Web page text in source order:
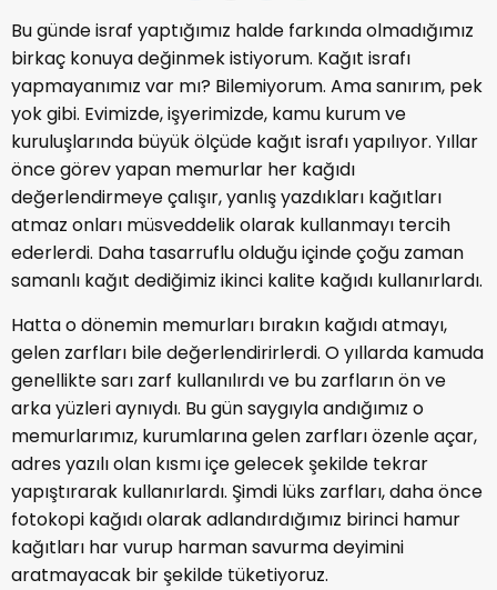
Bu günde israf yaptığımız halde farkında olmadığımız
birkaç konuya değinmek istiyorum. Kağıt israfı
yapmayanımız var mı? Bilemiyorum. Ama sanırım, pek
yok gibi. Evimizde, işyerimizde, kamu kurum ve
kuruluşlarında büyük ölçüde kağıt israfı yapılıyor. Yıllar
önce görev yapan memurlar her kağıdı
değerlendirmeye çalışır, yanlış yazdıkları kağıtları
atmaz onları müsveddelik olarak kullanmayı tercih
ederlerdi. Daha tasarruflu olduğu içinde çoğu zaman
samanlı kağıt dediğimiz ikinci kalite kağıdı kullanırlardı.
Hatta o dönemin memurları bırakın kağıdı atmayı,
gelen zarfları bile değerlendirirlerdi. O yıllarda kamuda
genellikte sarı zarf kullanılırdı ve bu zarfların ön ve
arka yüzleri aynıydı. Bu gün saygıyla andığımız o
memurlarımız, kurumlarına gelen zarfları özenle açar,
adres yazılı olan kısmı içe gelecek şekilde tekrar
yapıştırarak kullanırlardı. Şimdi lüks zarfları, daha önce
fotokopi kağıdı olarak adlandırdığımız birinci hamur
kağıtları har vurup harman savurma deyimini
aratmayacak bir şekilde tüketiyoruz.